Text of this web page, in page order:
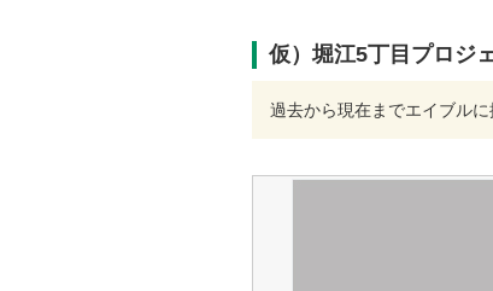
仮）堀江5丁目プロジ
過去から現在までエイブル